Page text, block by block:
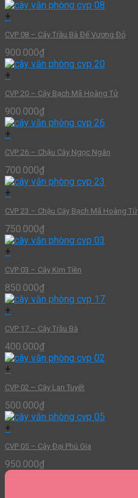
+
CVP 08 – Cây Trầu Bà Đế Vương Đỏ
900.000₫
+
CVP 20 – Cây Bạch Mã Hoàng Tử
900.000₫
+
CVP 26 – Chậu Cây Ngọc Ngân
700.000₫
+
CVP 23 – Chậu Cây Bạch Mã Hoàng Tử
750.000₫
+
CVP 03 – Cây Kim Tiền
850.000₫
+
CVP 17 – Cây Trầu Bà
400.000₫
+
CVP 02 – Cây Lan Tuyết
500.000₫
+
CVP 05 – Cây Đại Phú Gia
950.000₫